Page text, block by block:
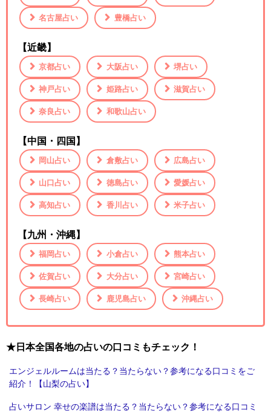
名古屋占い 豊橋占い
【近畿】
京都占い 大阪占い 堺占い
神戸占い 姫路占い 滋賀占い
奈良占い 和歌山占い
【中国・四国】
岡山占い 倉敷占い 広島占い
山口占い 徳島占い 愛媛占い
高知占い 香川占い 米子占い
【九州・沖縄】
福岡占い 小倉占い 熊本占い
佐賀占い 大分占い 宮崎占い
長崎占い 鹿児島占い 沖縄占い
★日本全国各地の占いの口コミもチェック！
エンジェルルームは当たる？当たらない？参考になる口コミをご
紹介！【山梨の占い】
占いサロン 幸せの楽譜は当たる？当たらない？参考になる口コミ